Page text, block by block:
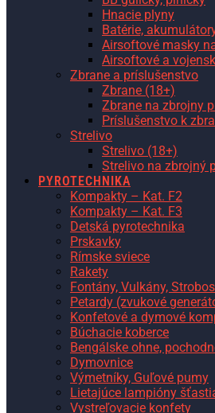
Hnacie plyny
Batérie,
Airsoftové masky
Airsoftové a
Zbrane a príslušenstvo
Zbrane (18+)
Zbrane na zbrojny
Príslušenstvo k
Strelivo
Strelivo (18+)
Strelivo na zbrojný
PYROTECHNIKA
Kompakty – Kat. F2
Kompakty – Kat. F3
Detská pyrotechnika
Prskavky
Rímske sviece
Rakety
Fontány, Vulkány,
Petardy (zvukové
Konfetové a dymové
Búchacie koberce
Bengálske ohne,
Dymovnice
Výmetníky, Guľové pumy
Lietajúce lampióny
Vystreľovacie konfety